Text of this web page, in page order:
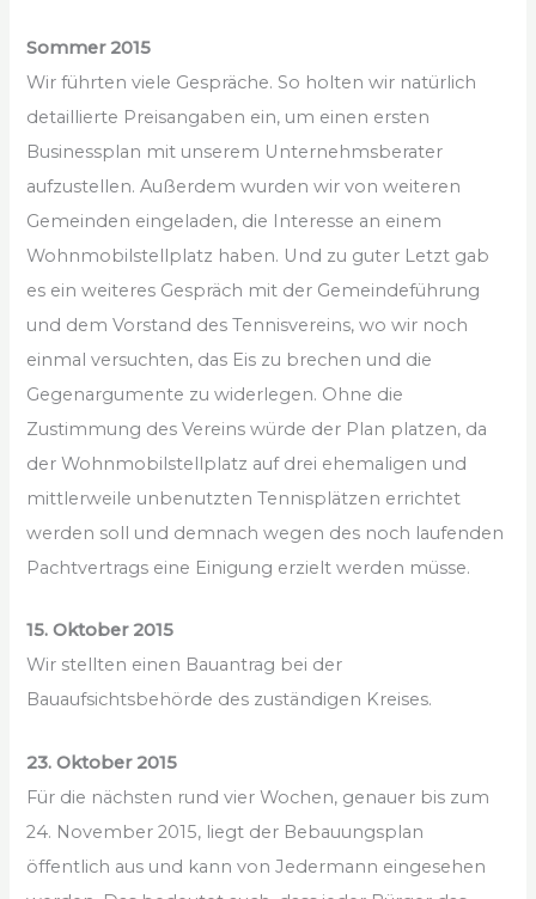
Sommer 2015
Wir führten viele Gespräche. So holten wir natürlich
detaillierte Preisangaben ein, um einen ersten
Businessplan mit unserem Unternehmsberater
aufzustellen. Außerdem wurden wir von weiteren
Gemeinden eingeladen, die Interesse an einem
Wohnmobilstellplatz haben. Und zu guter Letzt gab
es ein weiteres Gespräch mit der Gemeindeführung
und dem Vorstand des Tennisvereins, wo wir noch
einmal versuchten, das Eis zu brechen und die
Gegenargumente zu widerlegen. Ohne die
Zustimmung des Vereins würde der Plan platzen, da
der Wohnmobilstellplatz auf drei ehemaligen und
mittlerweile unbenutzten Tennisplätzen errichtet
werden soll und demnach wegen des noch laufenden
Pachtvertrags eine Einigung erzielt werden müsse.
15. Oktober 2015
Wir stellten einen Bauantrag bei der
Bauaufsichtsbehörde des zuständigen Kreises.
23. Oktober 2015
Für die nächsten rund vier Wochen, genauer bis zum
24. November 2015, liegt der Bebauungsplan
öffentlich aus und kann von Jedermann eingesehen